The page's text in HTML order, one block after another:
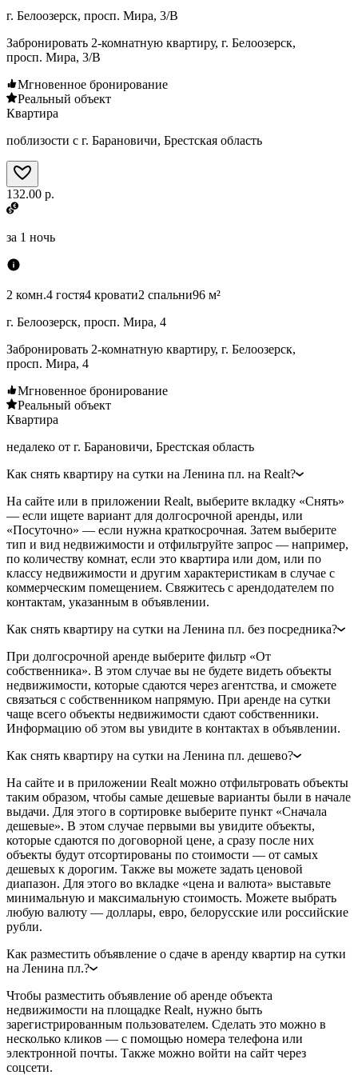
г. Белоозерск, просп. Мира, 3/В
Забронировать 2-комнатную квартиру, г. Белоозерск,
просп. Мира, 3/В
Мгновенное бронирование
Реальный объект
Квартира
поблизости с г. Барановичи, Брестская область
132.00 р.
за 1 ночь
2 комн.4 гостя4 кровати2 спальни96 м²
г. Белоозерск, просп. Мира, 4
Забронировать 2-комнатную квартиру, г. Белоозерск,
просп. Мира, 4
Мгновенное бронирование
Реальный объект
Квартира
недалеко от г. Барановичи, Брестская область
Как снять квартиру на сутки на Ленина пл. на Realt?
На сайте или в приложении Realt, выберите вкладку «Снять»
— если ищете вариант для долгосрочной аренды, или
«Посуточно» — если нужна краткосрочная. Затем выберите
тип и вид недвижимости и отфильтруйте запрос — например,
по количеству комнат, если это квартира или дом, или по
классу недвижимости и другим характеристикам в случае с
коммерческим помещением. Свяжитесь с арендодателем по
контактам, указанным в объявлении.
Как снять квартиру на сутки на Ленина пл. без посредника?
При долгосрочной аренде выберите фильтр «От
собственника». В этом случае вы не будете видеть объекты
недвижимости, которые сдаются через агентства, и сможете
связаться с собственником напрямую. При аренде на сутки
чаще всего объекты недвижимости сдают собственники.
Информацию об этом вы увидите в контактах в объявлении.
Как снять квартиру на сутки на Ленина пл. дешево?
На сайте и в приложении Realt можно отфильтровать объекты
таким образом, чтобы самые дешевые варианты были в начале
выдачи. Для этого в сортировке выберите пункт «Сначала
дешевые». В этом случае первыми вы увидите объекты,
которые сдаются по договорной цене, а сразу после них
объекты будут отсортированы по стоимости — от самых
дешевых к дорогим. Также вы можете задать ценовой
диапазон. Для этого во вкладке «цена и валюта» выставьте
минимальную и максимальную стоимость. Можете выбрать
любую валюту — доллары, евро, белорусские или российские
рубли.
Как разместить объявление о сдаче в аренду квартир на сутки
на Ленина пл.?
Чтобы разместить объявление об аренде объекта
недвижимости на площадке Realt, нужно быть
зарегистрированным пользователем. Сделать это можно в
несколько кликов — с помощью номера телефона или
электронной почты. Также можно войти на сайт через
соцсети.